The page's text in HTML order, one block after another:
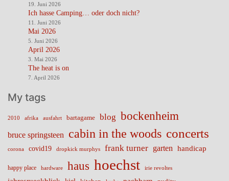
19. Juni 2026
Ich hasse Camping… oder doch nicht?
11. Juni 2026
Mai 2026
5. Juni 2026
April 2026
3. Mai 2026
The heat is on
7. April 2026
My tags
2010 afrika ausfahrt bartagame blog bockenheim
bruce springsteen cabin in the woods concerts
corona covid19 dropkick murphys frank turner garten handicap
happy place hardware haus hoechst irie revoltes